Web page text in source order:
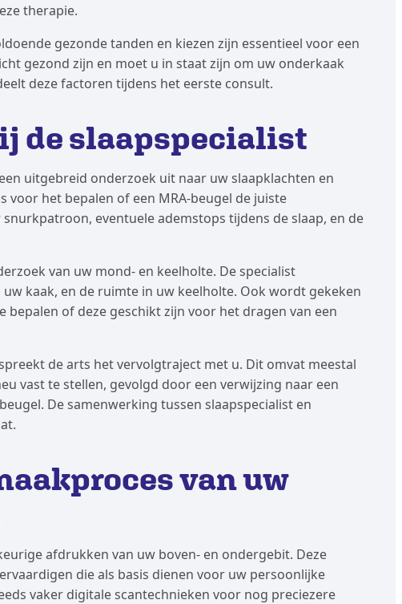
therapie.
gezonde tanden en kiezen zijn essentieel voor een
gezond zijn en moet u in staat zijn om uw onderkaak
deze factoren tijdens het eerste consult.
de slaapspecialist
uitgebreid onderzoek uit naar uw slaapklachten en
voor het bepalen of een MRA-beugel de juiste
eventuele ademstops tijdens de slaap, en de
van uw mond- en keelholte. De specialist
kaak, en de ruimte in uw keelholte. Ook wordt gekeken
of deze geschikt zijn voor het dragen van een
de arts het vervolgtraject met u. Dit omvat meestal
vast te stellen, gevolgd door een verwijzing naar een
De samenwerking tussen slaapspecialist en
van uw
afdrukken van uw boven- en ondergebit. Deze
die als basis dienen voor uw persoonlijke
vaker digitale scantechnieken voor nog preciezere